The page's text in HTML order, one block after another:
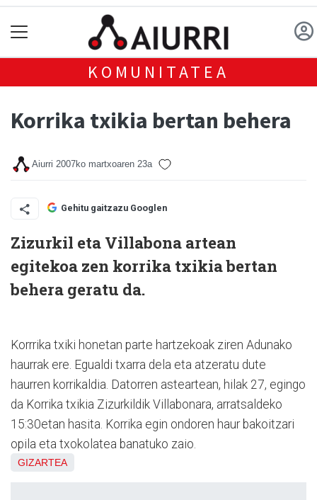
KOMUNITATEA
Korrika txikia bertan behera
Aiurri 2007ko martxoaren 23a
Gehitu gaitzazu Googlen
Zizurkil eta Villabona artean
egitekoa zen korrika txikia bertan
behera geratu da.
Korrrika txiki honetan parte hartzekoak ziren Adunako
haurrak ere. Egualdi txarra dela eta atzeratu dute
haurren korrikaldia. Datorren asteartean, hilak 27, egingo
da Korrika txikia Zizurkildik Villabonara, arratsaldeko
15:30etan hasita. Korrika egin ondoren haur bakoitzari
opila eta txokolatea banatuko zaio.
GIZARTEA